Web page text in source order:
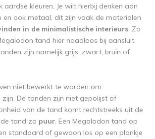
aardse kleuren. Je wilt hierbij denken aan
en ook metaal, dit zijn vaak de materialen
in de minimalistische interieurs. Zo
tand hier naadloos bij aansluit.
zijn namelijk grijs, zwart, bruin of
niet bewerkt te worden om
zijn. De tanden zijn niet gepolijst of
van de tand komt rechtstreeks uit de
tand zo puur. Een Megalodon tand op
standaard of gewoon los op een plankje